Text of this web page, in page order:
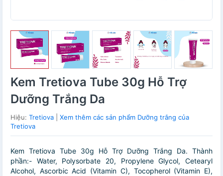
Kem Tretiova Tube 30g Hỗ Trợ
Dưỡng Trắng Da
Hiệu: Tretiova
Xem thêm các sản phẩm Dưỡng trắng của
Tretiova
Kem Tretiova Tube 30g Hỗ Trợ Dưỡng Trắng Da. Thành
phần:- Water, Polysorbate 20, Propylene Glycol, Cetearyl
Alcohol, Ascorbic Acid (Vitamin C), Tocopherol (Vitamin E),